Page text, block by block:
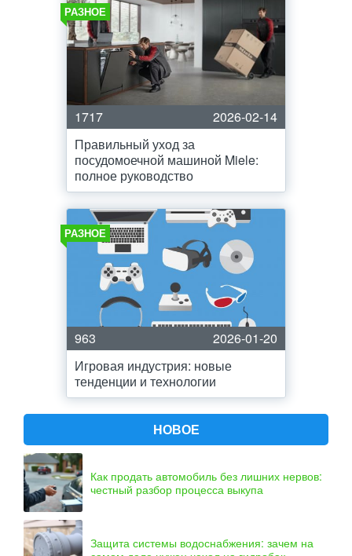
РАЗНОЕ
1717
2026-02-14
Правильный уход за
посудомоечной машиной Miele:
полное руководство
РАЗНОЕ
963
2026-01-20
Игровая индустрия: новые
тенденции и технологии
НОВОЕ
Как продать автомобиль без лишних нервов:
честный разбор процесса выкупа
Защита системы водоснабжения: зачем на